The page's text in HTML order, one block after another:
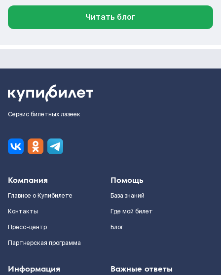
Читать блог
Сервис билетных лазеек
Компания
Главное о Купибилете
Контакты
Пресс-центр
Партнерская программа
Помощь
База знаний
Где мой билет
Блог
Информация Важные ответы